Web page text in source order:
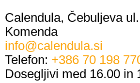
Calendula, Čebuljeva
Komenda
info@calendula.si
Telefon: +386 70 198
Dosegljivi med 16.00 in